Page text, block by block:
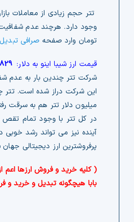
تتر حجم زیادی از معاملات
وجود دارد. هرچند عدم شفافیت
تومان وارد صفحه صرافی
قیمت ارز شیبا اینو به دلار:
شرکت تتر چندین بار به عدم
میلیون دلار تتر هم به سرقت
در کل تتر با وجود تمام تقص
آینده نیز می تواند رشد خوبی
پرفروشترین ارز دیجیتالی
( کلیه خرید و فروش ارزها
بابا هیچگونه تبدیل و خرید و